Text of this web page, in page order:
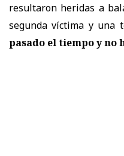
resultaron heridas a
segunda víctima y una
pasado el tiempo y no